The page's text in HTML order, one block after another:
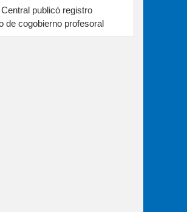
publicó registro
de cogobierno profesoral